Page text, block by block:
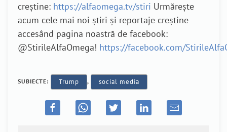
creștine: https://alfaomega.tv/stiri Urmărește
acum cele mai noi știri și reportaje creștine
accesând pagina noastră de facebook:
@StirileAlfaOmega! https://facebook.com/
SUBIECTE: Trump , social media